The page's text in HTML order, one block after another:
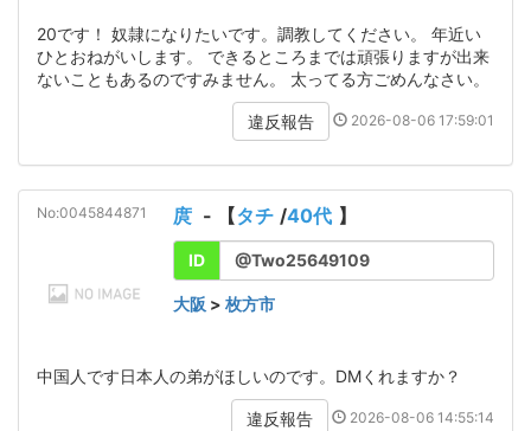
20です！ 奴隷になりたいです。調教してください。 年近い
ひとおねがいします。 できるところまでは頑張りますが出来
ないこともあるのですみません。 太ってる方ごめんなさい。
違反報告 2026-08-06 17:59:01
No:0045844871 庹 - 【タチ /40代 】
ID @Two25649109
大阪 > 枚方市
中国人です日本人の弟がほしいのです。DMくれますか？
違反報告 2026-08-06 14:55:14